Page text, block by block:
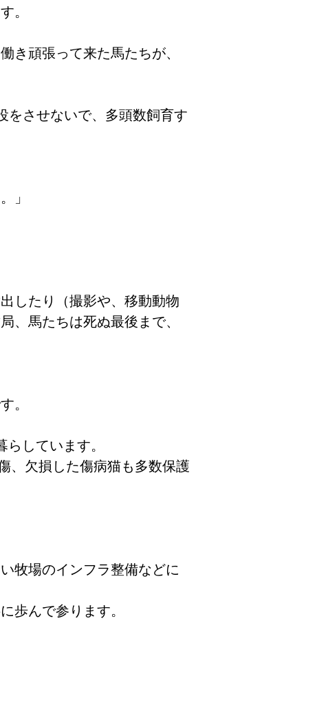
。
き頑張って来た馬たちが、
をさせないで、多頭数飼育す
」
したり（撮影や、移動動物
、馬たちは死ぬ最後まで、
。
しています。
、欠損した傷病猫も多数保護
牧場のインフラ整備などに
歩んで参ります。